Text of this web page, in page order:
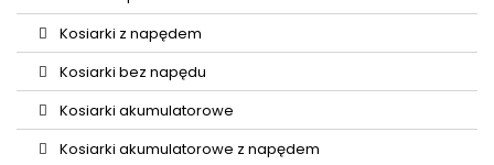
Kosiarki z napędem
Kosiarki bez napędu
Kosiarki akumulatorowe
Kosiarki akumulatorowe z napędem